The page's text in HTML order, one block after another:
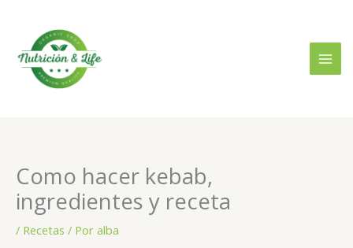
contenido
Como hacer kebab,
ingredientes y receta
/ Recetas / Por alba